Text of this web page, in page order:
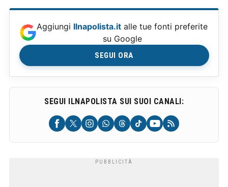
Aggiungi Ilnapolista.it alle tue fonti preferite
su Google
SEGUI ORA
SEGUI ILNAPOLISTA SUI SUOI CANALI: